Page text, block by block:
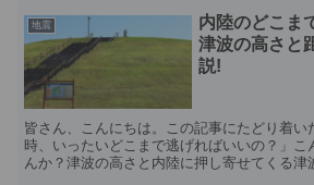
地震
内陸のどこま
津波の高さと
説!
皆さん、こんにちは。この記事にたどり着い
時、いったいどこまで逃げればいいの？」こ
んか？津波の高さと内陸に押し寄せてくる津